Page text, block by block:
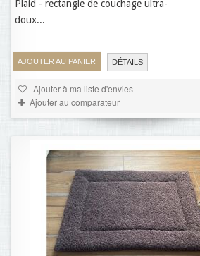
Plaid - rectangle de couchage ultra-
doux...
AJOUTER AU PANIER DÉTAILS
Ajouter à ma liste d'envies
Ajouter au comparateur